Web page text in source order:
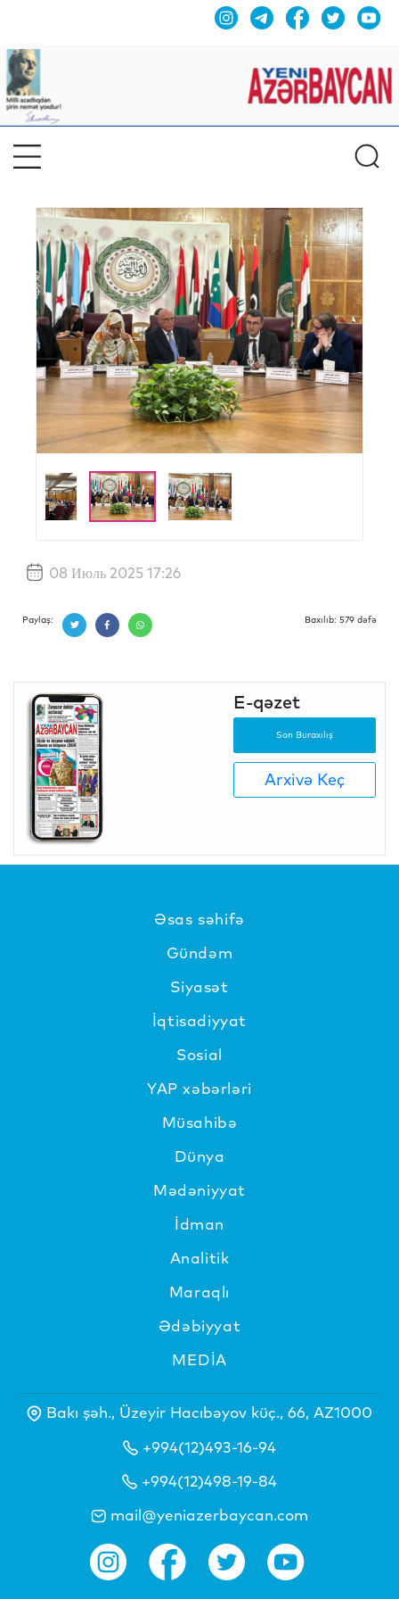
Previous
08 Июль 2025 17:26
Paylaş: Baxılıb: 579 dəfə
E-qəzet
Son Buraxılış
Arxivə Keç
Əsas səhifə
Gündəm
Siyasət
İqtisadiyyat
Sosial
YAP xəbərləri
Müsahibə
Dünya
Mədəniyyat
İdman
Analitik
Maraqlı
Ədəbiyyat
MEDİA
Bakı şəh., Üzeyir Hacıbəyov küç., 66, AZ1000
+994(12)493-16-94
+994(12)498-19-84
mail@yeniazerbaycan.com